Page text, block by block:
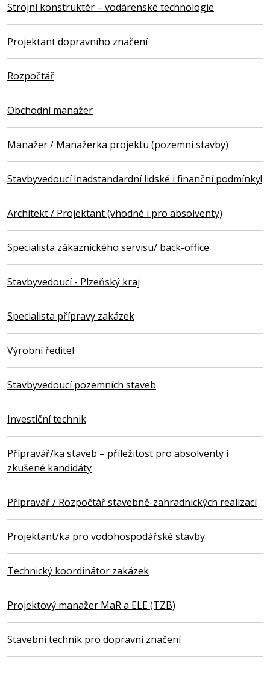
Strojní konstruktér – vodárenské technologie
Projektant dopravního značení
Rozpočtář
Obchodní manažer
Manažer / Manažerka projektu (pozemní stavby)
Stavbyvedoucí !nadstandardní lidské i finanční podmínky!
Architekt / Projektant (vhodné i pro absolventy)
Specialista zákaznického servisu/ back-office
Stavbyvedoucí - Plzeňský kraj
Specialista přípravy zakázek
Výrobní ředitel
Stavbyvedoucí pozemních staveb
Investiční technik
Přípravář/ka staveb – příležitost pro absolventy i
zkušené kandidáty
Přípravář / Rozpočtář stavebně-zahradnických realizací
Projektant/ka pro vodohospodářské stavby
Technický koordinátor zakázek
Projektový manažer MaR a ELE (TZB)
Stavební technik pro dopravní značení